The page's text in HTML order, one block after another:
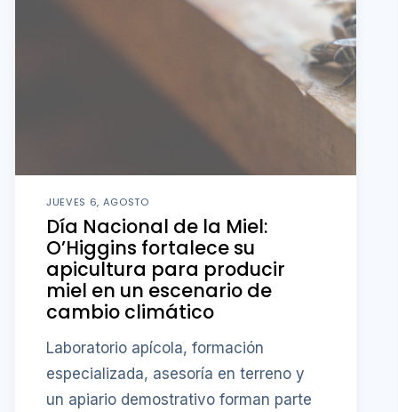
JUEVES 6, AGOSTO
Día Nacional de la Miel:
O’Higgins fortalece su
apicultura para producir
miel en un escenario de
cambio climático
Laboratorio apícola, formación
especializada, asesoría en terreno y
un apiario demostrativo forman parte